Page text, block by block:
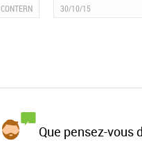
CONTERN 30/10/15
Que pensez-vous